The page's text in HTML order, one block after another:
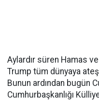
Aylardır süren Hamas
Trump tüm dünyaya
Bunun ardından bugün
Cumhurbaşkanlığı